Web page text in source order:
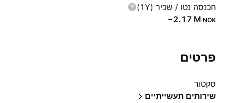
הכנסה נטו / שכיר (1Y)
‪−2.17 M‬ NOK
פרטים
סקטור
שירותים תעשייתיים